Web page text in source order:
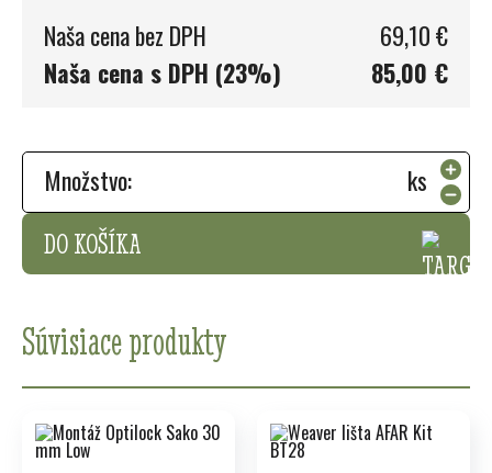
Naša cena bez DPH
69,10 €
Naša cena s DPH (23%)
85,00 €
Množstvo:
ks
DO KOŠÍKA
Súvisiace produkty